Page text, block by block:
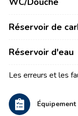
Réservoir de
Réservoir d'eau
Les erreurs et les